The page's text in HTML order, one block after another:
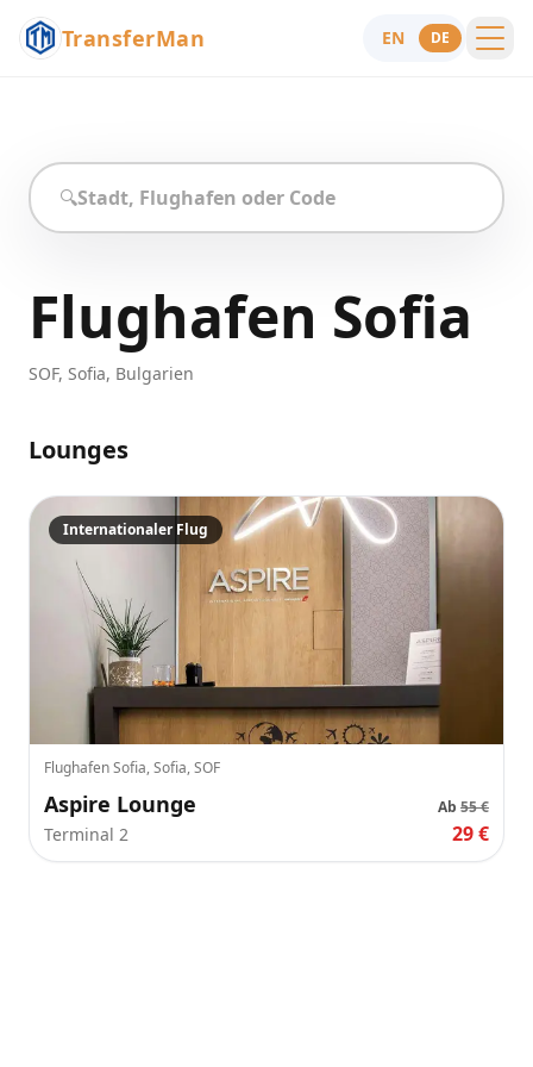
TransferMan EN DE
Hilfe
🔍
Flughafen Sofia
SOF, Sofia, Bulgarien
Lounges
Internationaler Flug
Flughafen Sofia, Sofia, SOF
Aspire Lounge Ab 55 €
Terminal 2 29 €